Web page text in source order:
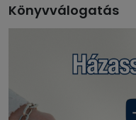
Könyvválogatás